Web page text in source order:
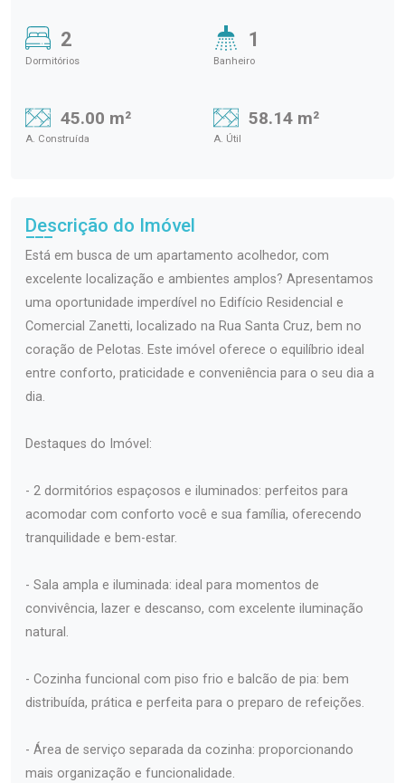
2
Dormitórios
1
Banheiro
45.00 m²
A. Construída
58.14 m²
A. Útil
Descrição do Imóvel
Está em busca de um apartamento acolhedor, com
excelente localização e ambientes amplos? Apresentamos
uma oportunidade imperdível no Edifício Residencial e
Comercial Zanetti, localizado na Rua Santa Cruz, bem no
coração de Pelotas. Este imóvel oferece o equilíbrio ideal
entre conforto, praticidade e conveniência para o seu dia a
dia.
Destaques do Imóvel:
- 2 dormitórios espaçosos e iluminados: perfeitos para
acomodar com conforto você e sua família, oferecendo
tranquilidade e bem-estar.
- Sala ampla e iluminada: ideal para momentos de
convivência, lazer e descanso, com excelente iluminação
natural.
- Cozinha funcional com piso frio e balcão de pia: bem
distribuída, prática e perfeita para o preparo de refeições.
- Área de serviço separada da cozinha: proporcionando
mais organização e funcionalidade.